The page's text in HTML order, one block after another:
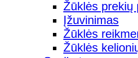
Žūklės prekių
Įžuvinimas
Žūklės
Žūklės